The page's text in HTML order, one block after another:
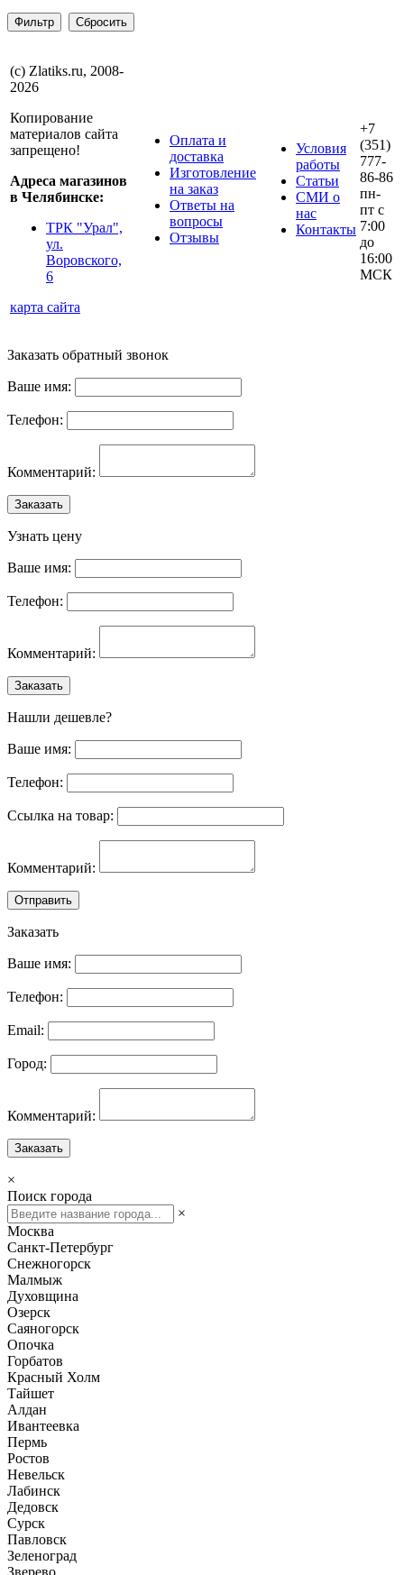
(с) Zlatiks.ru, 2008-
2026
Копирование
материалов сайта
запрещено!
Адреса магазинов
в Челябинске:
ТРК "Урал",
ул.
Воровского,
6
карта сайта
Оплата и
доставка
Изготовление
на заказ
Ответы на
вопросы
Отзывы
Условия
работы
Статьи
СМИ о
нас
Контакты
+7
(351)
777-
86-86
пн-
пт с
7:00
до
16:00
МСК
Заказать обратный звонок
Ваше имя:
Телефон:
Комментарий:
Заказать
Узнать цену
Ваше имя:
Телефон:
Комментарий:
Заказать
Нашли дешевле?
Ваше имя:
Телефон:
Ссылка на товар:
Комментарий:
Отправить
Заказать
Ваше имя:
Телефон:
Email:
Город:
Комментарий:
Заказать
×
Поиск города
×
Москва
Санкт-Петербург
Снежногорск
Малмыж
Духовщина
Озерск
Саяногорск
Опочка
Горбатов
Красный Холм
Тайшет
Алдан
Ивантеевка
Пермь
Ростов
Невельск
Лабинск
Дедовск
Сурск
Павловск
Зеленоград